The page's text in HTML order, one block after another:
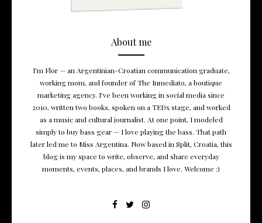
About me
I’m Flor — an Argentinian-Croatian communication graduate,
working mom, and founder of The Inmediato, a boutique
marketing agency. I’ve been working in social media since
2010, written two books, spoken on a TEDx stage, and worked
as a music and cultural journalist. At one point, I modeled
simply to buy bass gear — I love playing the bass. That path
later led me to Miss Argentina. Now based in Split, Croatia, this
blog is my space to write, observe, and share everyday
moments, events, places, and brands I love. Welcome :)